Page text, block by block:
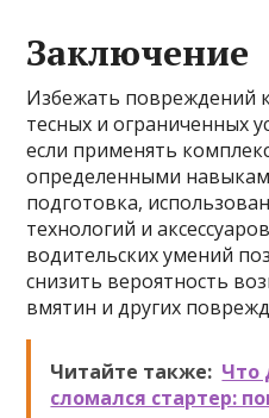
Заключение
Избежать повреждений
тесных и ограниченных
если применять
определенными
подготовка,
технологий и
водительских умений
снизить вероятность
вмятин и других
Читайте также: Что
сломался стартер: